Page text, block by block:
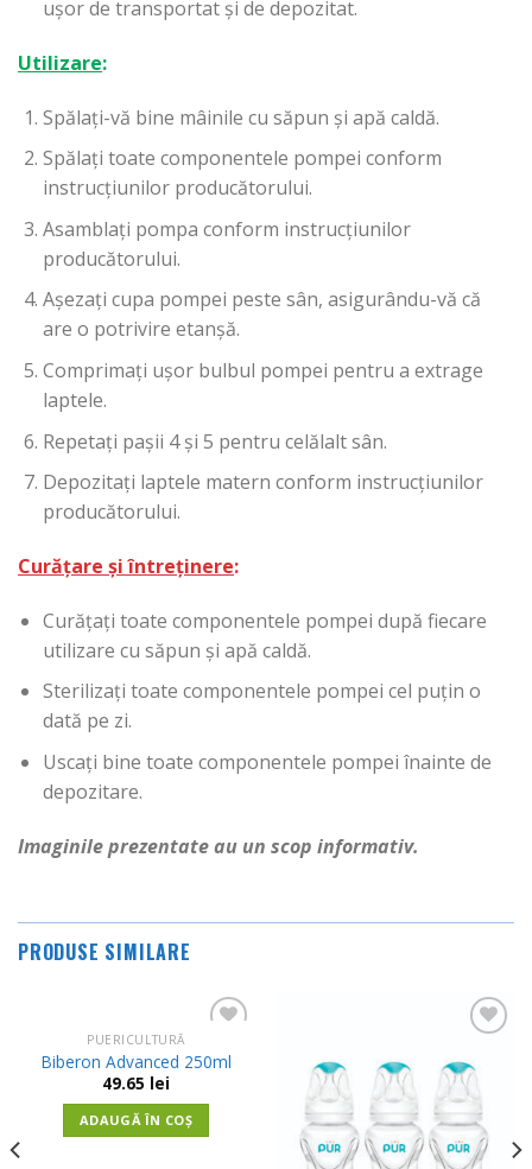
ușor de transportat și de depozitat.
Utilizare:
Spălați-vă bine mâinile cu săpun și apă caldă.
Spălați toate componentele pompei conform
instrucțiunilor producătorului.
Asamblați pompa conform instrucțiunilor
producătorului.
Așezați cupa pompei peste sân, asigurându-vă că
are o potrivire etanșă.
Comprimați ușor bulbul pompei pentru a extrage
laptele.
Repetați pașii 4 și 5 pentru celălalt sân.
Depozitați laptele matern conform instrucțiunilor
producătorului.
Curățare și întreținere:
Curățați toate componentele pompei după fiecare
utilizare cu săpun și apă caldă.
Sterilizați toate componentele pompei cel puțin o
dată pe zi.
Uscați bine toate componentele pompei înainte de
depozitare.
Imaginile prezentate au un scop informativ.
PRODUSE SIMILARE
in
PUERICULTURĂ
Biberon Advanced 250ml
49.65 lei
ADAUGĂ ÎN COȘ
in
Wishlist